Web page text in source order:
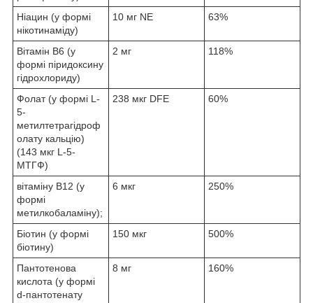
Ніацин (у формі
нікотинаміду)
10 мг NE 63%
Вітамін B6 (у
формі піридоксину
гідрохлориду)
2 мг 118%
Фолат (у формі L-
5-
метилтетрагідроф
олату кальцію)
(143 мкг L-5-
МТГФ)
238 мкг DFE 60%
вітаміну B12 (у
формі
метилкобаламіну);
6 мкг 250%
Біотин (у формі
біотину)
150 мкг 500%
Пантотенова
кислота (у формі
d-пантотенату
8 мг 160%